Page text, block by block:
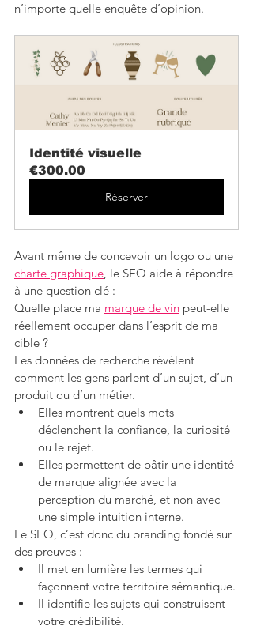
n’importe quelle enquête d’opinion.
Identité visuelle
€300.00
Réserver
Avant même de concevoir un logo ou une
charte graphique, le SEO aide à répondre
à une question clé :
Quelle place ma marque de vin peut-elle
réellement occuper dans l’esprit de ma
cible ?
Les données de recherche révèlent
comment les gens parlent d’un sujet, d’un
produit ou d’un métier.
Elles montrent quels mots
déclenchent la confiance, la curiosité
ou le rejet.
Elles permettent de bâtir une identité
de marque alignée avec la
perception du marché, et non avec
une simple intuition interne.
Le SEO, c’est donc du branding fondé sur
des preuves :
Il met en lumière les termes qui
façonnent votre territoire sémantique.
Il identifie les sujets qui construisent
votre crédibilité.